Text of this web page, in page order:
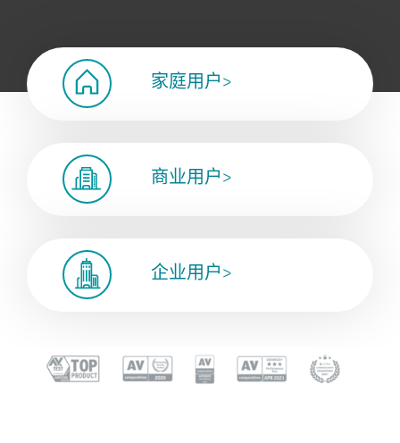
家庭用户>
商业用户>
企业用户>